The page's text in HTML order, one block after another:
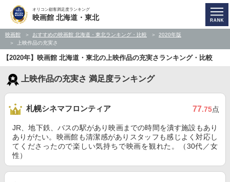
オリコン顧客満足度ランキング
映画館 北海道・東北
映画館 おすすめの映画館 北海道・東北ランキング・比較
2020年版
上映作品の充実さ
【2020年】映画館 北海道・東北の上映作品の充実さランキング・比較
上映作品の充実さ 満足度ランキング
札幌シネマフロンティア 77.75点
JR、地下鉄、バスの駅があり映画までの時間を潰す施設もあり
ありがたい。映画館も清潔感がありスタッフも感じよく対応し
てくださったので楽しい気持ちで映画を観れた。（30代／女
性）